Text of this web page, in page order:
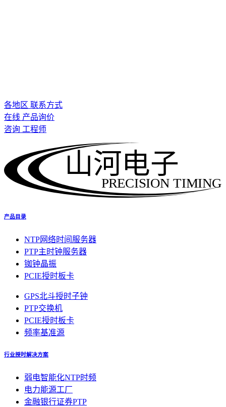
各地区 联系方式
在线 产品询价
咨询 工程师
PRECISION TIMING
山河电子
产品目录
NTP网络时间服务器
PTP主时钟服务器
铷钟晶振
PCIE授时板卡
GPS北斗授时子钟
PTP交换机
PCIE授时板卡
频率基准源
行业授时解决方案
弱电智能化NTP时频
电力能源工厂
金融银行证券PTP